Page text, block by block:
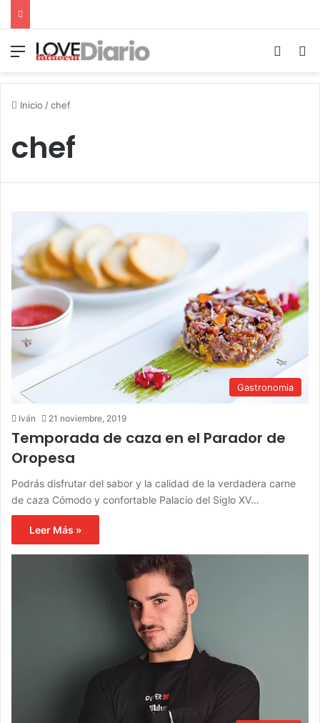
Menú
Inicio /chef
chef
Gastronomia
Iván 21 noviembre, 2019
Temporada de caza en el Parador de
Oropesa
Podrás disfrutar del sabor y la calidad de la verdadera carne
de caza Cómodo y confortable Palacio del Siglo XV…
Leer Más »